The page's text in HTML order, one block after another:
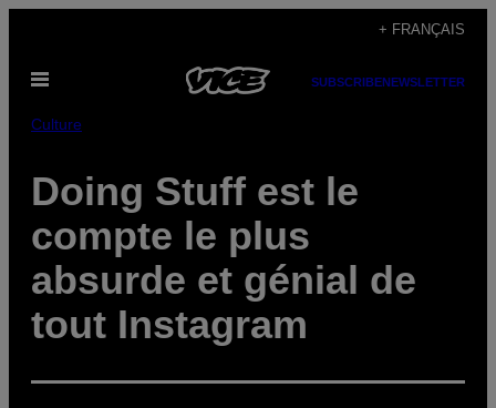
content
+ FRANÇAIS
Open
SUBSCRIBENEWSLETTER
Culture
Doing Stuff est le
compte le plus
absurde et génial de
tout Instagram